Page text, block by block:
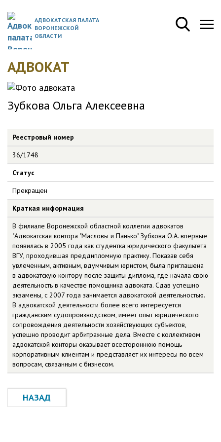
АДВОКАТСКАЯ ПАЛАТА
ВОРОНЕЖСКОЙ
ОБЛАСТИ
АДВОКАТ
Зубкова Ольга Алексеевна
Реестровый номер
36/1748
Статус
Прекращен
Краткая информация
В филиале Воронежской областной коллегии адвокатов
"Адвокатская контора "Масловы и Панько" Зубкова О.А. впервые
появилась в 2005 года как студентка юридического факультета
ВГУ, проходившая преддипломную практику. Показав себя
увлеченным, активным, вдумчивым юристом, была приглашена
в адвокатскую контору после защиты диплома, где начала свою
деятельность в качестве помощника адвоката. Сдав успешно
экзамены, с 2007 года занимается адвокатской деятельностью.
В адвокатской деятельности более всего интересуется
гражданским судопроизводством, имеет опыт юридического
сопровождения деятельности хозяйствующих субъектов,
успешно проводит арбитражные дела. Вместе с коллективом
адвокатской конторы оказывает всестороннюю помощь
корпоративным клиентам и представляет их интересы по всем
вопросам, связанным с бизнесом.
НАЗАД